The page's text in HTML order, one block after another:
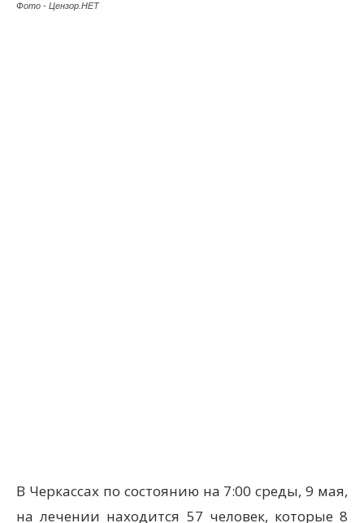
Фото - Цензор.НЕТ
В Черкассах по состоянию на 7:00 среды, 9 мая,
на лечении находится 57 человек, которые 8